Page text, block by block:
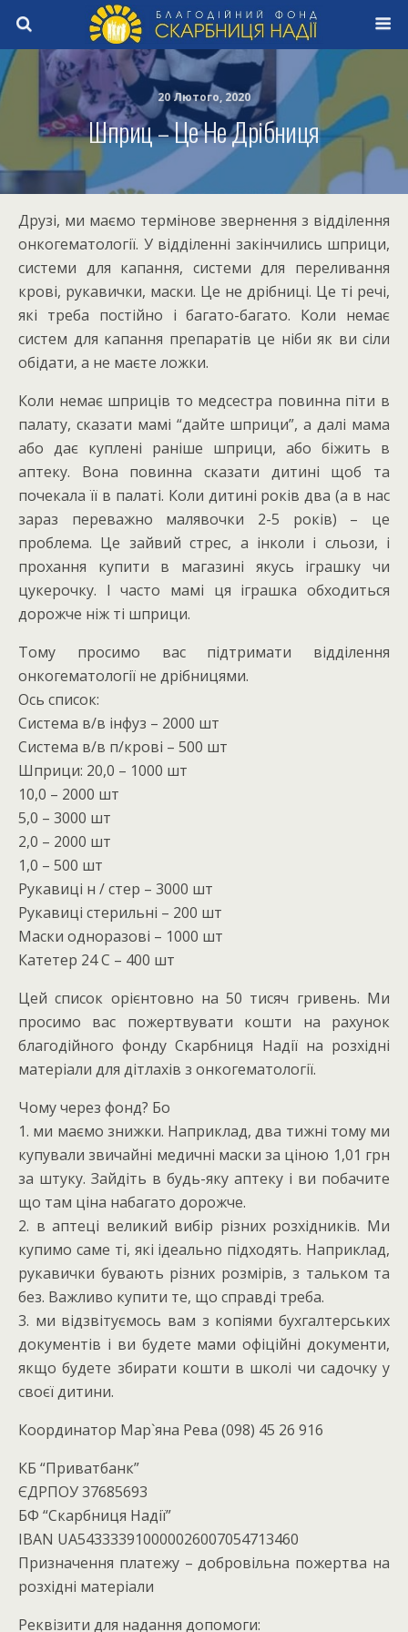
20 Лютого, 2020
Шприц – Це Не Дрібниця
Друзі, ми маємо термінове звернення з відділення
онкогематології. У відділенні закінчились шприци,
системи для капання, системи для переливання
крові, рукавички, маски. Це не дрібниці. Це ті речі,
які треба постійно і багато-багато. Коли немає
систем для капання препаратів це ніби як ви сіли
обідати, а не маєте ложки.
Коли немає шприців то медсестра повинна піти в
палату, сказати мамі “дайте шприци”, а далі мама
або дає куплені раніше шприци, або біжить в
аптеку. Вона повинна сказати дитині щоб та
почекала її в палаті. Коли дитині років два (а в нас
зараз переважно малявочки 2-5 років) – це
проблема. Це зайвий стрес, а інколи і сльози, і
прохання купити в магазині якусь іграшку чи
цукерочку. І часто мамі ця іграшка обходиться
дорожче ніж ті шприци.
Тому просимо вас підтримати відділення
онкогематології не дрібницями.
Ось список:
Система в/в інфуз – 2000 шт
Система в/в п/крові – 500 шт
Шприци: 20,0 – 1000 шт
10,0 – 2000 шт
5,0 – 3000 шт
2,0 – 2000 шт
1,0 – 500 шт
Рукавиці н / стер – 3000 шт
Рукавиці стерильні – 200 шт
Маски одноразові – 1000 шт
Катетер 24 С – 400 шт
Цей список орієнтовно на 50 тисяч гривень. Ми
просимо вас пожертвувати кошти на рахунок
благодійного фонду Скарбниця Надії на розхідні
матеріали для дітлахів з онкогематології.
Чому через фонд? Бо
1. ми маємо знижки. Наприклад, два тижні тому ми
купували звичайні медичні маски за ціною 1,01 грн
за штуку. Зайдіть в будь-яку аптеку і ви побачите
що там ціна набагато дорожче.
2. в аптеці великий вибір різних розхідників. Ми
купимо саме ті, які ідеально підходять. Наприклад,
рукавички бувають різних розмірів, з тальком та
без. Важливо купити те, що справді треба.
3. ми відзвітуємось вам з копіями бухгалтерських
документів і ви будете мами офіційні документи,
якщо будете збирати кошти в школі чи садочку у
своєї дитини.
Координатор Мар`яна Рева (098) 45 26 916
КБ “Приватбанк”
ЄДРПОУ 37685693
БФ “Скарбниця Надії”
IBAN UA543333910000026007054713460
Призначення платежу – добровільна пожертва на
розхідні матеріали
Реквізити для надання допомоги: